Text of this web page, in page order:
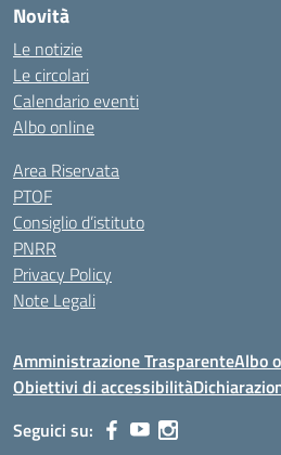
Novità
Le notizie
Le circolari
Calendario eventi
Albo online
Area Riservata
PTOF
Consiglio d’istituto
PNRR
Privacy Policy
Note Legali
Amministrazione TrasparenteAlbo
Obiettivi di accessibilità
Seguici su: